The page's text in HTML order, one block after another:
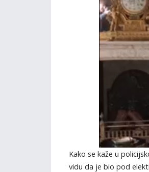
Kako se kaže u
vidu da je bio pod